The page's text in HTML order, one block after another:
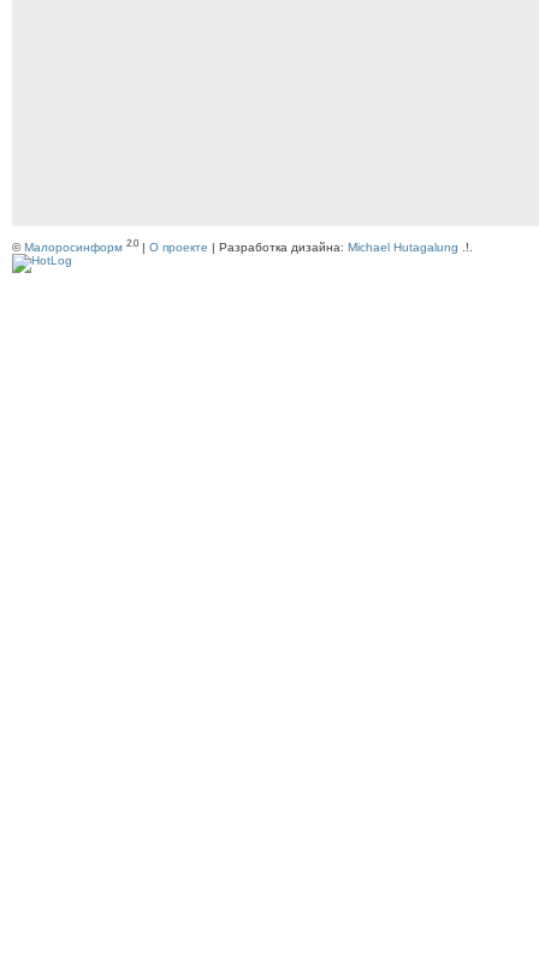
©Малоросинформ 2.0 | О проекте | Разработка дизайна: Michael Hutagalung .!.